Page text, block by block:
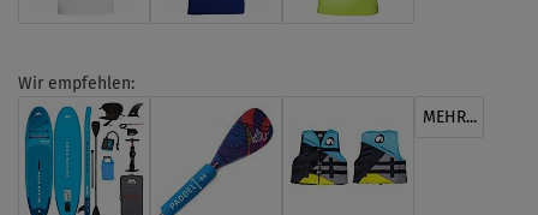
Wir empfehlen:
MEHR...